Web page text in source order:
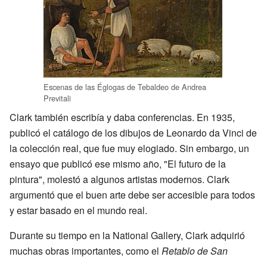
Escenas de las Églogas de Tebaldeo de Andrea
Previtali
Clark también escribía y daba conferencias. En 1935,
publicó el catálogo de los dibujos de Leonardo da Vinci de
la colección real, que fue muy elogiado. Sin embargo, un
ensayo que publicó ese mismo año, "El futuro de la
pintura", molestó a algunos artistas modernos. Clark
argumentó que el buen arte debe ser accesible para todos
y estar basado en el mundo real.
Durante su tiempo en la National Gallery, Clark adquirió
muchas obras importantes, como el Retablo de San